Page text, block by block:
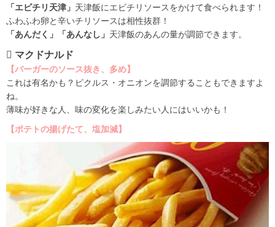
「エビチリ天津」 天津飯にエビチリソースをかけて食べられます！
ふわふわ卵と辛いチリソースは相性抜群！
「あんだく」「あんなし」 天津飯のあんの量が調節できます。
 マクドナルド
【バーガーのソース抜き、多め】
これは有名かも？ピクルス・オニオンを調節することもできますよ
ね。
薄味が好きな人、味の変化を楽しみたい人にはいいかも！
【ポテトの揚げたて、塩加減】